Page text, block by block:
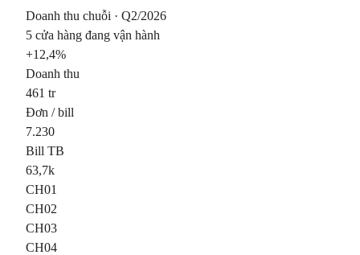
Doanh thu chuỗi · Q2/2026
5 cửa hàng đang vận hành
+12,4%
Doanh thu
461 tr
Đơn / bill
7.230
Bill TB
63,7k
CH01
CH02
CH03
CH04